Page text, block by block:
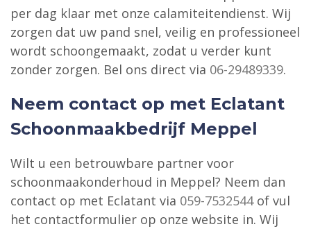
per dag klaar met onze calamiteitendienst. Wij
zorgen dat uw pand snel, veilig en professioneel
wordt schoongemaakt, zodat u verder kunt
zonder zorgen. Bel ons direct via 06-29489339.
Neem contact op met Eclatant
Schoonmaakbedrijf Meppel
Wilt u een betrouwbare partner voor
schoonmaakonderhoud in Meppel? Neem dan
contact op met Eclatant via 059-7532544of vul
het contactformulier op onze website in. Wij